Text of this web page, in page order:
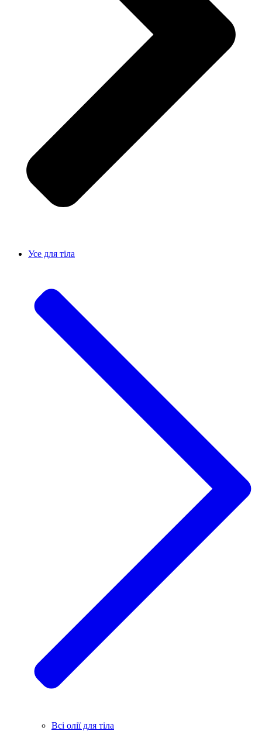
Усе для тiла
Всі олії для тіла